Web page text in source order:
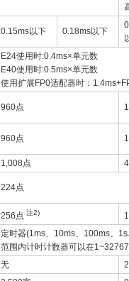
0.15ms以下 0.18ms以下
E24使用时:0.4ms×单元数
E40使用时:0.5ms×单元数
使用扩展FP0适配器时：
960点
960点
1,008点
224点
256点 注2)
定时器(1ms、10ms、100ms、
范围内计时计数器可以在
无